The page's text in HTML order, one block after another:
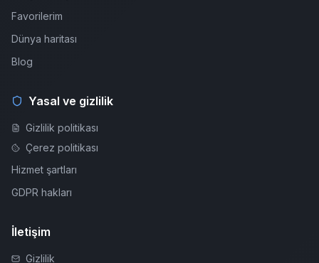
Favorilerim
Dünya haritası
Blog
Yasal ve gizlilik
Gizlilik politikası
Çerez politikası
Hizmet şartları
GDPR hakları
İletişim
Gizlilik